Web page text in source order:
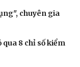
chuyên gia
qua 8 chỉ số kiểm